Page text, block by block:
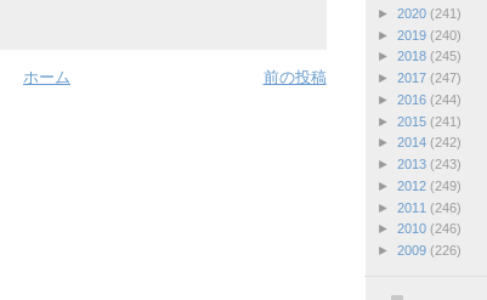
前の投稿
ホーム
► 2020 (241)
► 2019 (240)
► 2018 (245)
► 2017 (247)
► 2016 (244)
► 2015 (241)
► 2014 (242)
► 2013 (243)
► 2012 (249)
► 2011 (246)
► 2010 (246)
► 2009 (226)